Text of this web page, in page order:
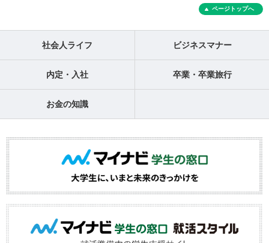
ページトップへ
社会人ライフ ビジネスマナー
内定・入社 卒業・卒業旅行
お金の知識